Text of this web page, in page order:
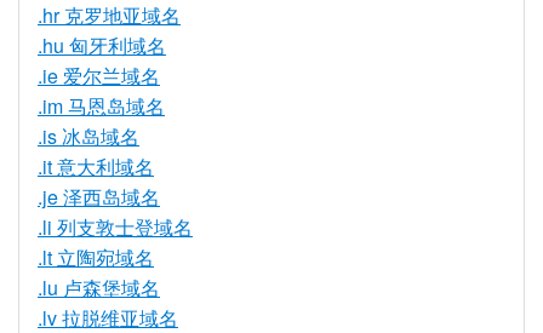
.hr 克罗地亚域名
.hu 匈牙利域名
.ie 爱尔兰域名
.im 马恩岛域名
.is 冰岛域名
.it 意大利域名
.je 泽西岛域名
.li 列支敦士登域名
.lt 立陶宛域名
.lu 卢森堡域名
.lv 拉脱维亚域名